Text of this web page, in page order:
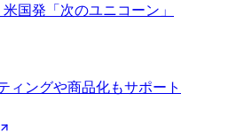
国発「次のユニコーン」
ィングや商品化もサポート